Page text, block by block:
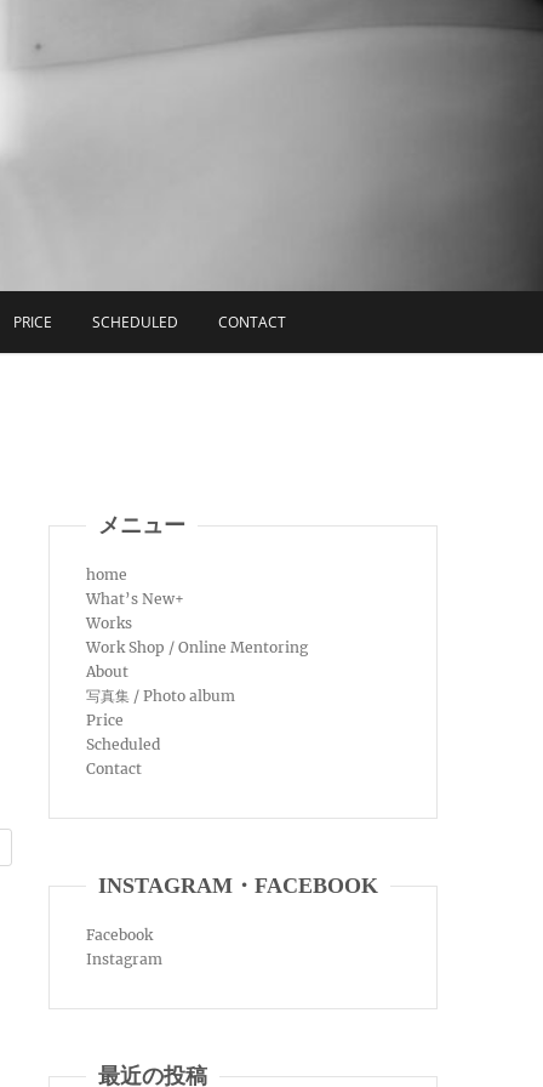
PRICE SCHEDULED CONTACT
メニュー
home
What’s New+
Works
Work Shop / Online Mentoring
About
写真集 / Photo album
Price
Scheduled
Contact
INSTAGRAM・FACEBOOK
Facebook
Instagram
最近の投稿